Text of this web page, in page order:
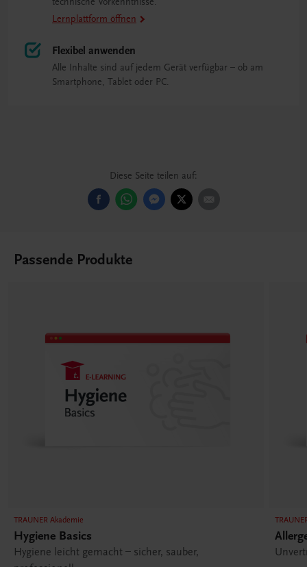
Lernplattform öffnen
Flexibel anwenden
Alle Inhalte sind auf jedem Gerät verfügbar – ob am
Smartphone, Tablet oder PC.
Diese Seite teilen auf:
Passende Produkte
TRAUNER Akademie
Hygiene Basics
Hygiene leicht gemacht – sicher, sauber,